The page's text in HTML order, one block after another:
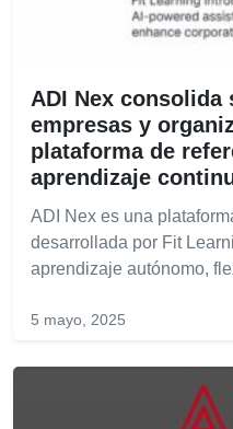
ADI Nex consolida
empresas y
plataforma de
aprendizaje
ADI Nex es una
desarrollada por Fit
aprendizaje autónomo,
5 mayo, 2025